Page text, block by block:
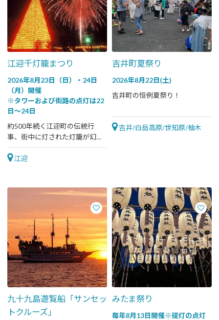
江迎千灯籠まつり
2026年8月23日（日）・24日
（月）開催
※タワーおよび街路の点灯は22
日～24日
約500年続く江迎町の伝統行
事、街中に灯された灯籠が幻想
的な世界へ誘う
江迎
吉井町夏祭り
2026年8月22日(土)
吉井町の恒例夏祭り！
吉井/白岳高原/世知原/柚木
九十九島遊覧船「サンセッ
トクルーズ」
みたま祭り
毎年8月13日開催※提灯の点灯